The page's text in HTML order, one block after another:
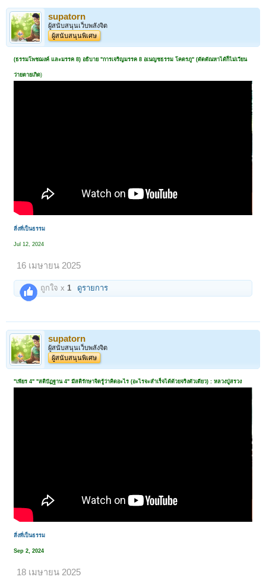
supatorn
ผู้สนับสนุนเว็บพลังจิต
ผู้สนับสนุนพิเศษ
(ธรรมโพชฌงค์ และมรรค 8) อธิบาย "การเจริญมรรค 8 อเนญชธรรม โคตรภู" (ตัดตัณหาได้ก็ไม่เวียน
ว่ายตายเกิด)
สิ่งที่เป็นธรรม
Jul 12, 2024
16 เมษายน 2025
ถูกใจ x 1 ดูรายการ
supatorn
ผู้สนับสนุนเว็บพลังจิต
ผู้สนับสนุนพิเศษ
"เพียร 4" "สติปัฏฐาน 4" มีสติรักษาจิตรู้ว่าคิดอะไร (อะไรจะสำเร็จได้ด้วยจริงตัวเดียว) : หลวงปู่สรวง
สิ่งที่เป็นธรรม
Sep 2, 2024
18 เมษายน 2025